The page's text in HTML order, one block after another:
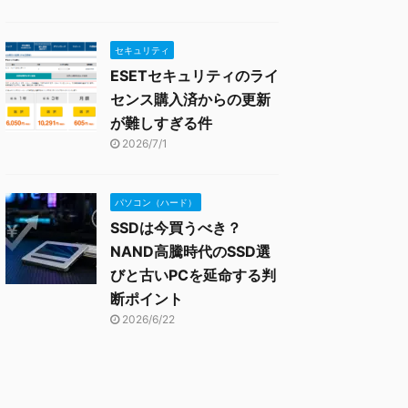
セキュリティ
ESETセキュリティのライ
センス購入済からの更新
が難しすぎる件
2026/7/1
パソコン（ハード）
SSDは今買うべき？
NAND高騰時代のSSD選
びと古いPCを延命する判
断ポイント
2026/6/22